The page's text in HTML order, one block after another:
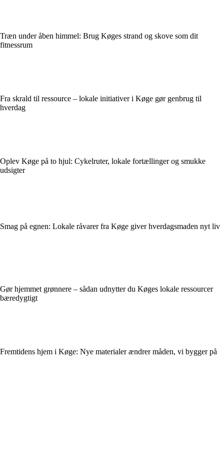
Træn under åben himmel: Brug Køges strand og skove som dit
fitnessrum
Fra skrald til ressource – lokale initiativer i Køge gør genbrug til
hverdag
Oplev Køge på to hjul: Cykelruter, lokale fortællinger og smukke
udsigter
Smag på egnen: Lokale råvarer fra Køge giver hverdagsmaden nyt liv
Gør hjemmet grønnere – sådan udnytter du Køges lokale ressourcer
bæredygtigt
Fremtidens hjem i Køge: Nye materialer ændrer måden, vi bygger på